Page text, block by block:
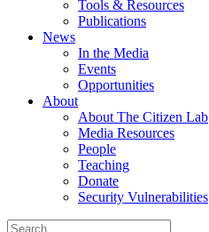
Tools & Resources
Publications
News
In the Media
Events
Opportunities
About
About The Citizen Lab
Media Resources
People
Teaching
Donate
Security Vulnerabilities